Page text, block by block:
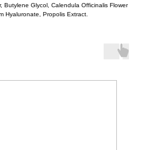
Butylene Glycol, Calendula Officinalis Flower
Hyaluronate, Propolis Extract.